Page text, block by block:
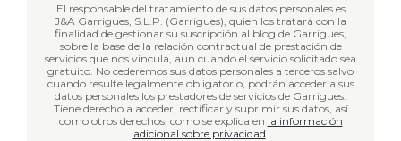
El responsable del tratamiento de sus datos personales es
J&A Garrigues, S.L.P. (Garrigues), quien los tratará con la
finalidad de gestionar su suscripción al blog de Garrigues,
sobre la base de la relación contractual de prestación de
servicios que nos vincula, aun cuando el servicio solicitado sea
gratuito. No cederemos sus datos personales a terceros salvo
cuando resulte legalmente obligatorio, podrán acceder a sus
datos personales los prestadores de servicios de Garrigues.
Tiene derecho a acceder, rectificar y suprimir sus datos, así
como otros derechos, como se explica en la información
adicional sobre privacidad